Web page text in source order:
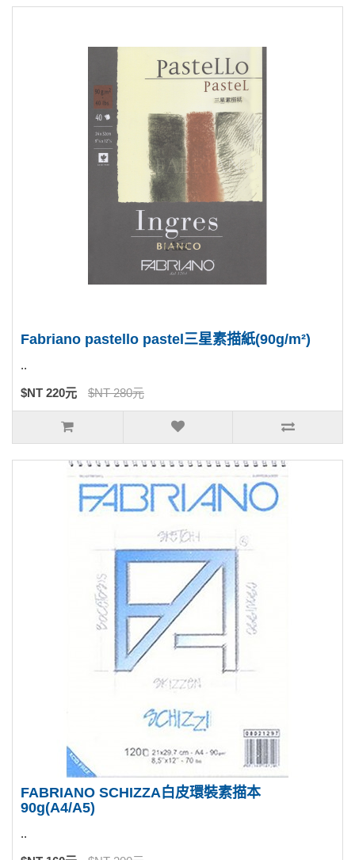
Fabriano pastello pastel三星素描紙(90g/m²)
..
$NT 220元 $NT 280元
FABRIANO SCHIZZA白皮環裝素描本
90g(A4/A5)
..